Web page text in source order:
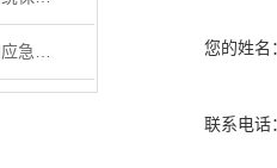
您的姓名：
联系电话：